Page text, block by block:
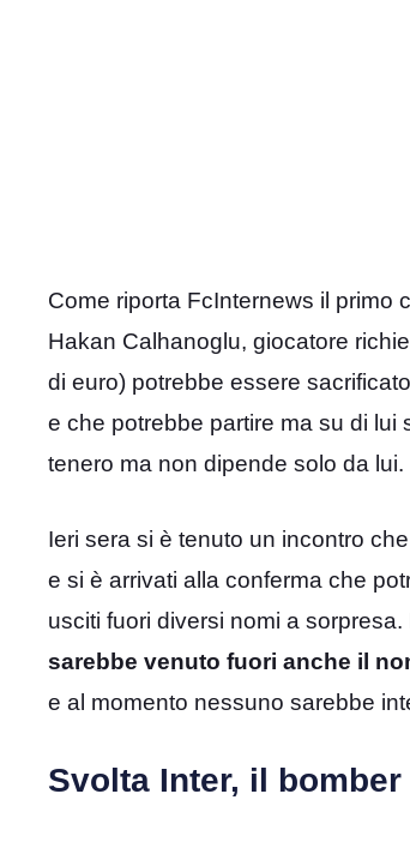
Come riporta FcInternews il primo
Hakan Calhanoglu, giocatore
di euro) potrebbe essere
e che potrebbe partire ma su di lui
tenero ma non dipende solo da lui.
Ieri sera si è tenuto un incontro
e si è arrivati alla conferma che
usciti fuori diversi nomi a
sarebbe venuto fuori anche il
e al momento nessuno sarebbe
Svolta Inter, il